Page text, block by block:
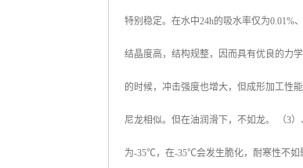
特别稳定。在水中24h的吸水率仅为0.01%
结晶度高，结构规整，因而具有优良的力学
的时候，冲击强度也增大，但成形加工性能
尼龙相似。但在油润滑下，不如龙。 （3）
为-35℃，在-35℃会发生脆化，耐寒性不如